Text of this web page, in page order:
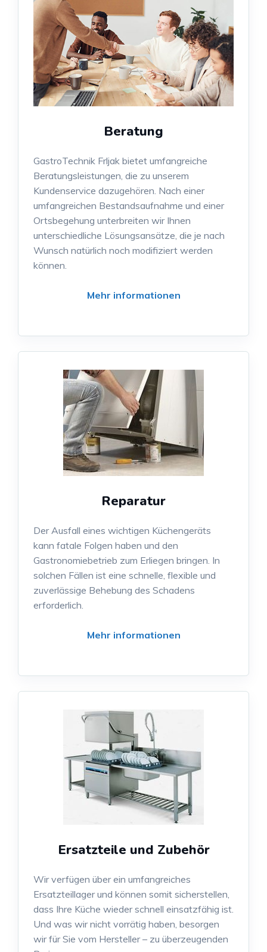
Beratung
GastroTechnik Frljak bietet umfangreiche
Beratungsleistungen, die zu unserem
Kundenservice dazugehören. Nach einer
umfangreichen Bestandsaufnahme und einer
Ortsbegehung unterbreiten wir Ihnen
unterschiedliche Lösungsansätze, die je nach
Wunsch natürlich noch modifiziert werden
können.
Mehr informationen
Reparatur
Der Ausfall eines wichtigen Küchengeräts
kann fatale Folgen haben und den
Gastronomiebetrieb zum Erliegen bringen. In
solchen Fällen ist eine schnelle, flexible und
zuverlässige Behebung des Schadens
erforderlich.
Mehr informationen
Ersatzteile und Zubehör
Wir verfügen über ein umfangreiches
Ersatzteillager und können somit sicherstellen,
dass Ihre Küche wieder schnell einsatzfähig ist.
Und was wir nicht vorrätig haben, besorgen
wir für Sie vom Hersteller – zu überzeugenden